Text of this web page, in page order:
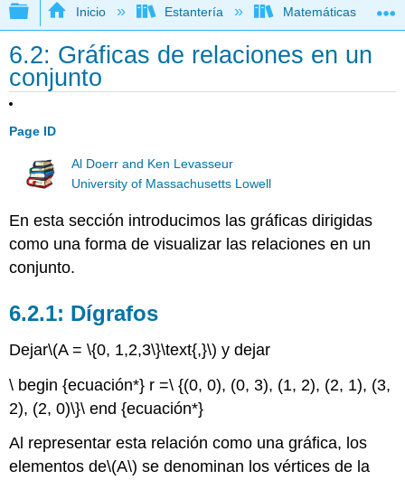
Expandir/contraer jerarquía global
Inicio Estantería Matemáticas
6.2: Gráficas de relaciones en un
conjunto
Page ID
Al Doerr and Ken Levasseur
University of Massachusetts Lowell
En esta sección introducimos las gráficas dirigidas
como una forma de visualizar las relaciones en un
conjunto.
Dígrafos
Dejar\(A = \{0, 1,2,3\}\text{,}\) y dejar
\ begin {ecuación*} r =\ {(0, 0), (0, 3), (1, 2), (2, 1), (3,
2), (2, 0)\}\ end {ecuación*}
Al representar esta relación como una gráfica, los
elementos de\(A\) se denominan los vértices de la